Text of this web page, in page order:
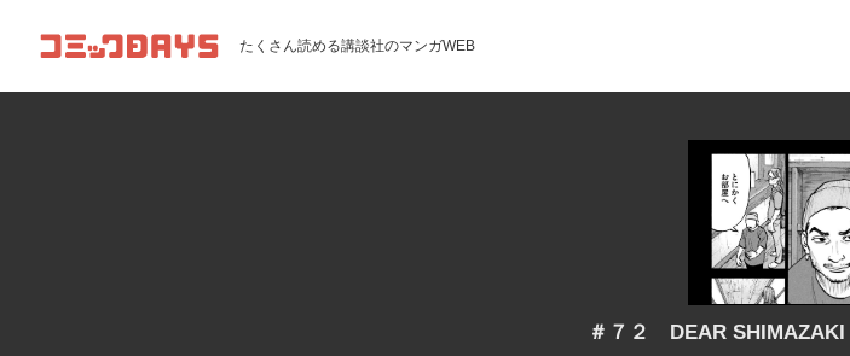
コミックDAYS たくさん読める講談社のマンガWEB
＃７２ DEAR SHIMAZAKI